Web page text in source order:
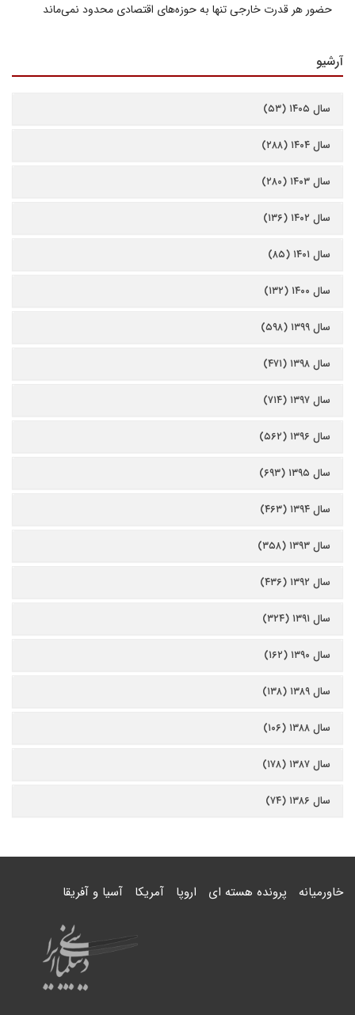
حضور هر قدرت خارجی تنها به حوزه‌های اقتصادی محدود نمی‌ماند
آرشیو
سال ۱۴۰۵ (۵۳)
سال ۱۴۰۴ (۲۸۸)
سال ۱۴۰۳ (۲۸۰)
سال ۱۴۰۲ (۱۳۶)
سال ۱۴۰۱ (۸۵)
سال ۱۴۰۰ (۱۳۲)
سال ۱۳۹۹ (۵۹۸)
سال ۱۳۹۸ (۴۷۱)
سال ۱۳۹۷ (۷۱۴)
سال ۱۳۹۶ (۵۶۲)
سال ۱۳۹۵ (۶۹۳)
سال ۱۳۹۴ (۴۶۳)
سال ۱۳۹۳ (۳۵۸)
سال ۱۳۹۲ (۴۳۶)
سال ۱۳۹۱ (۳۲۴)
سال ۱۳۹۰ (۱۶۲)
سال ۱۳۸۹ (۱۳۸)
سال ۱۳۸۸ (۱۰۶)
سال ۱۳۸۷ (۱۷۸)
سال ۱۳۸۶ (۷۴)
خاورمیانه پرونده هسته ای اروپا آمریکا آسیا و آفریقا